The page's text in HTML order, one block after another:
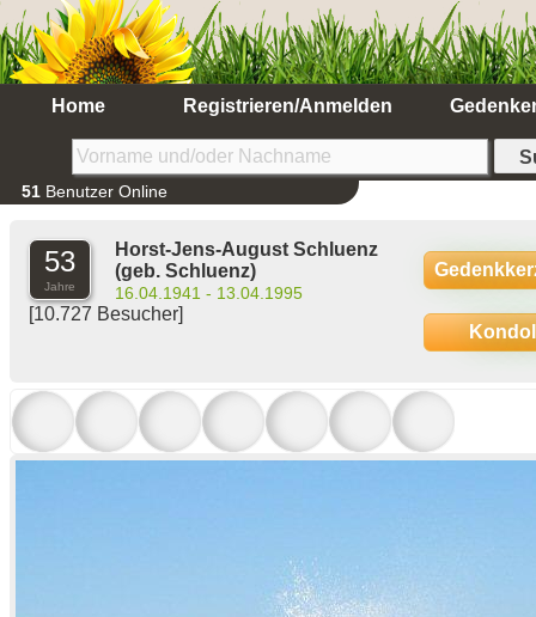
Home Registrieren/Anmelden
51 Benutzer Online
53
Jahre
Horst-Jens-August Schluenz
(geb. Schluenz)
16.04.1941 - 13.04.1995
[10.727 Besucher]